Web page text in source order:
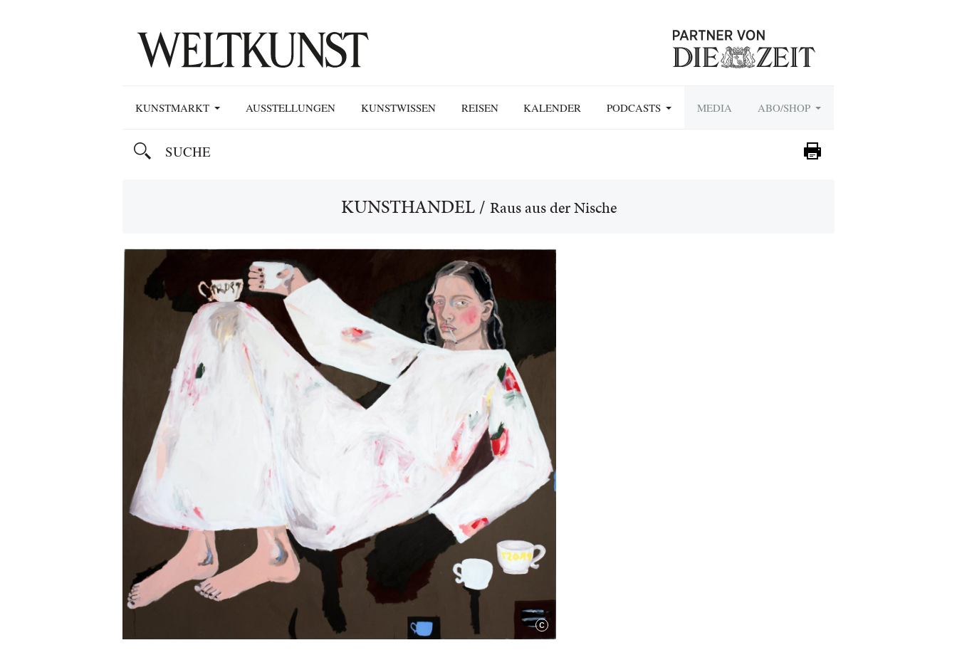
KUNSTMARKT AUSSTELLUNGEN KUNSTWISSEN REISEN KALENDER PODCASTS MEDIA ABO/SHOP
KUNSTHANDEL/ Raus aus der Nische